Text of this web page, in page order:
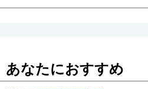
あなたにおすすめ